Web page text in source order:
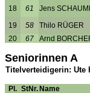
18
61 Jens
19 58 Thilo RÜGER
20
67 Arnd
Seniorinnen A
Titelverteidigerin: Ute
Pl. StNr.Name